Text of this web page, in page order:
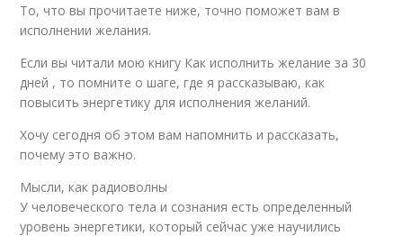
То, что вы прочитаете ниже, точно поможет вам в
исполнении желания.
Если вы читали мою книгу Как исполнить желание за 30
дней , то помните о шаге, где я рассказываю, как
повысить энергетику для исполнения желаний.
Хочу сегодня об этом вам напомнить и рассказать,
почему это важно.
Мысли, как радиоволны
У человеческого тела и сознания есть определенный
уровень энергетики, который сейчас уже научились